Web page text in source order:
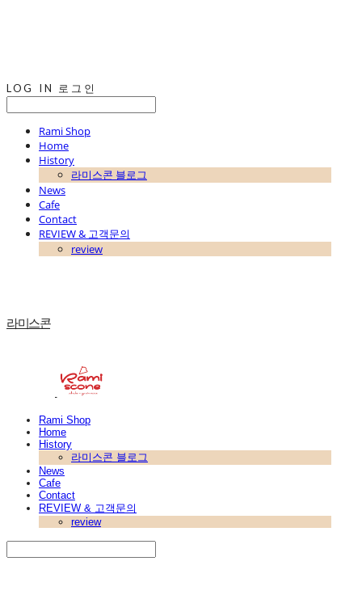
LOG IN 로그인
Rami Shop
Home
History
라미스콘 블로그
News
Cafe
Contact
REVIEW & 고객문의
review
라미스콘
Rami Shop
Home
History
라미스콘 블로그
News
Cafe
Contact
REVIEW & 고객문의
review